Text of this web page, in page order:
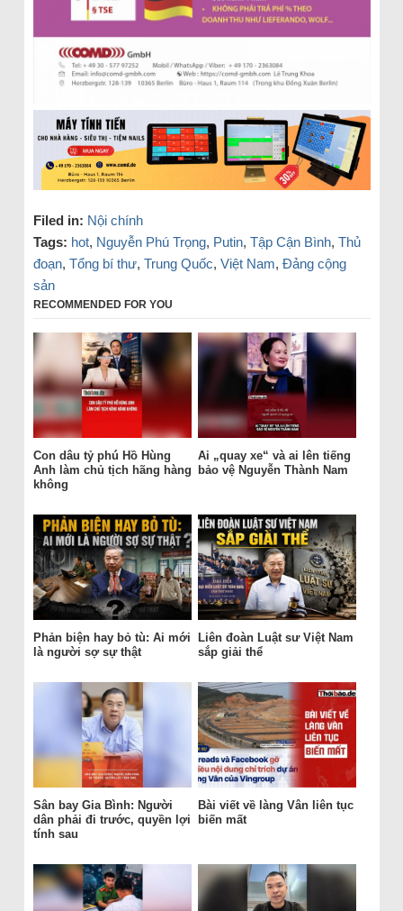
Filed in: Nội chính
Tags: hot, Nguyễn Phú Trọng, Putin, Tập Cận Bình, Thủ
đoạn, Tổng bí thư, Trung Quốc, Việt Nam, Đảng cộng
sản
RECOMMENDED FOR YOU
Con dâu tỷ phú Hồ Hùng
Anh làm chủ tịch hãng hàng
không
Ai „quay xe“ và ai lên tiếng
bảo vệ Nguyễn Thành Nam
Phản biện hay bỏ tù: Ai mới
là người sợ sự thật
Liên đoàn Luật sư Việt Nam
sắp giải thể
Sân bay Gia Bình: Người
dân phải đi trước, quyền lợi
tính sau
Bài viết về làng Vân liên tục
biến mất